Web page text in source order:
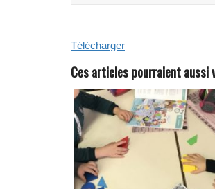
Télécharger
Ces articles pourraient aussi